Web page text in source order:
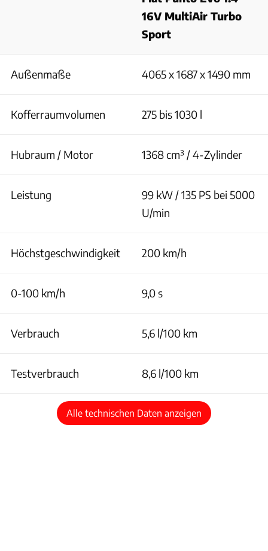
16V MultiAir Turbo
Sport
Außenmaße 4065 x 1687 x 1490 mm
Kofferraumvolumen 275 bis 1030 l
Hubraum / Motor 1368 cm³ / 4-Zylinder
Leistung
99 kW / 135 PS bei 5000
U/min
Höchstgeschwindigkeit 200 km/h
0-100 km/h 9,0 s
Verbrauch 5,6 l/100 km
Testverbrauch 8,6 l/100 km
Alle technischen Daten anzeigen